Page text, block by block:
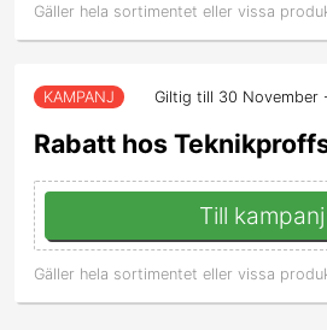
Gäller hela sortimentet eller vissa
KAMPANJ Giltig till 30 November
Rabatt hos
Till kampanj
Gäller hela sortimentet eller vissa